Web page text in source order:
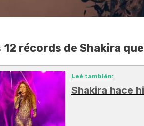
12 récords de Shakira
Leé también:
Shakira hace